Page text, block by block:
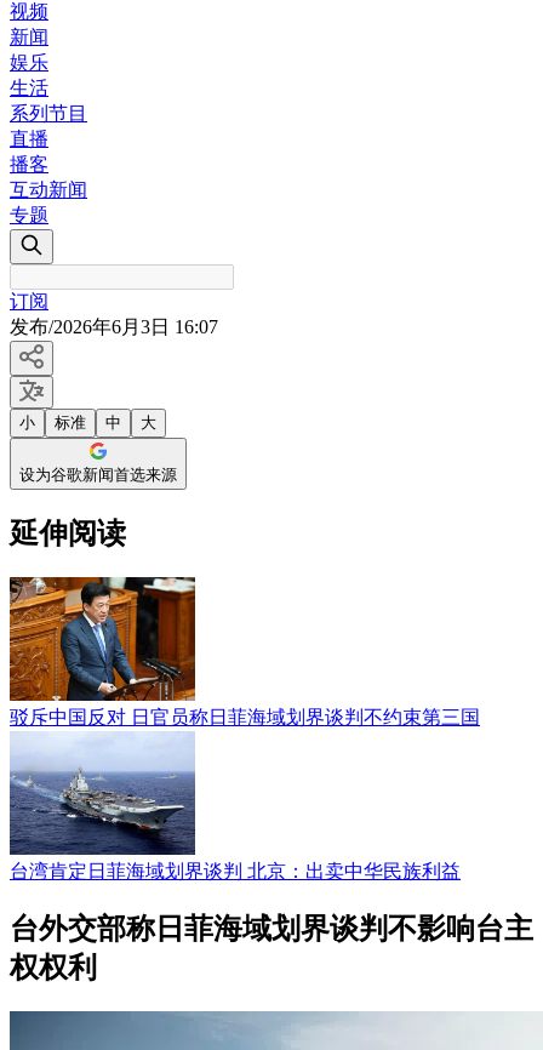
视频
新闻
娱乐
生活
系列节目
直播
播客
互动新闻
专题
订阅
发布/2026年6月3日 16:07
小 标准 中 大
设为谷歌新闻首选来源
延伸阅读
驳斥中国反对 日官员称日菲海域划界谈判不约束第三国
台湾肯定日菲海域划界谈判 北京：出卖中华民族利益
台外交部称日菲海域划界谈判不影响台主
权权利